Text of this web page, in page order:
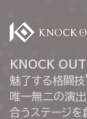
KNOCK OUT
魅了する格闘技
唯一無二の演
合うステージを